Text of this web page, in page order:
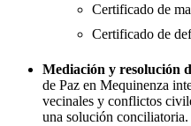
Certificado de
Certificado de
Mediación y resolución
de Paz en Mequinenza
vecinales y conflictos
una solución conciliatoria.